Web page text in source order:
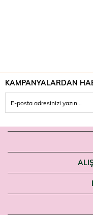
Durulamaya gerek yoktur;
bırakın. Çocukların
Saç bakımını
Frambuazlı Sirke Saç
KAMPANYALARDAN